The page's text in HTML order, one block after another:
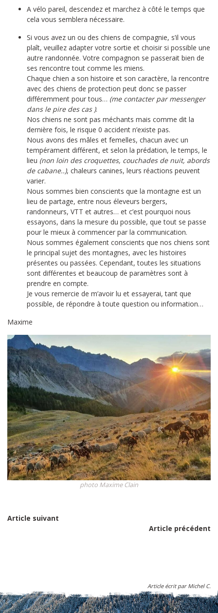
A vélo pareil, descendez et marchez à côté le temps que
cela vous semblera nécessaire.
Si vous avez un ou des chiens de compagnie, s’il vous
plaît, veuillez adapter votre sortie et choisir si possible une
autre randonnée. Votre compagnon se passerait bien de
ses rencontre tout comme les miens.
Chaque chien a son histoire et son caractère, la rencontre
avec des chiens de protection peut donc se passer
différemment pour tous… (me contacter par messenger
dans le pire des cas ).
Nos chiens ne sont pas méchants mais comme dit la
dernière fois, le risque 0 accident n’existe pas.
Nous avons des mâles et femelles, chacun avec un
tempérament différent, et selon la prédation, le temps, le
lieu (non loin des croquettes, couchades de nuit, abords
de cabane..), chaleurs canines, leurs réactions peuvent
varier.
Nous sommes bien conscients que la montagne est un
lieu de partage, entre nous éleveurs bergers,
randonneurs, VTT et autres… et c’est pourquoi nous
essayons, dans la mesure du possible, que tout se passe
pour le mieux à commencer par la communication.
Nous sommes également conscients que nos chiens sont
le principal sujet des montagnes, avec les histoires
présentes ou passées. Cependant, toutes les situations
sont différentes et beaucoup de paramètres sont à
prendre en compte.
Je vous remercie de m’avoir lu et essayerai, tant que
possible, de répondre à toute question ou information…
Maxime
photo Maxime Clain
Article suivant
Article précédent
Article écrit par Michel C.